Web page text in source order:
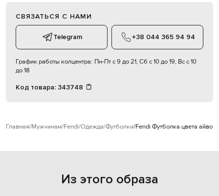
СВЯЗАТЬСЯ С НАМИ
Telegram +38 044 365 94 94
График работы колцентра: Пн-Пт с 9 до 21, Сб с 10 до 19, Вс с 10
до 18
Код товара: 343748
Главная Мужчинам Fendi Одежда Футболки Fendi Футболка цвета
Из этого образа